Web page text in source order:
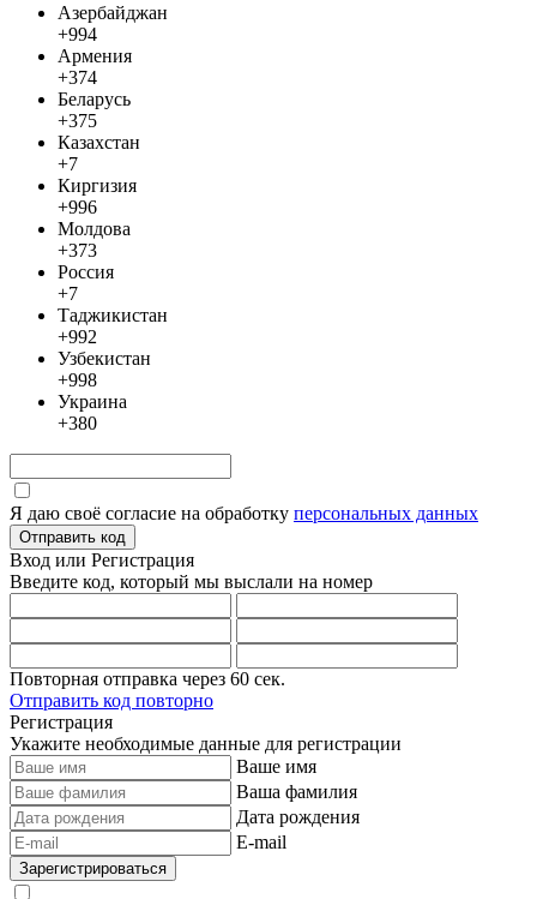
Азербайджан
+994
Армения
+374
Беларусь
+375
Казахстан
+7
Киргизия
+996
Молдова
+373
Россия
+7
Таджикистан
+992
Узбекистан
+998
Украина
+380
Я даю своё согласие на обработку персональных данных
Отправить код
Вход или Регистрация
Введите код, который мы выслали на номер
Повторная отправка через 60 сек.
Отправить код повторно
Регистрация
Укажите необходимые данные для регистрации
Ваше имя
Ваша фамилия
Дата рождения
E-mail
Зарегистрироваться